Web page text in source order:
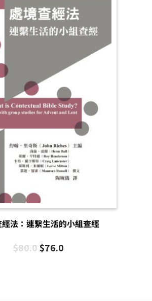
法：連繫生活的小組查經
$80.0$76.0